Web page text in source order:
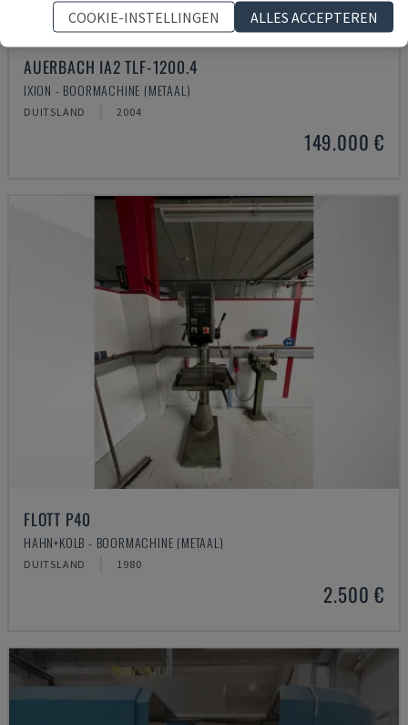
AUERBACH IA2 TLF-1200.4
IXION - BOORMACHINE (METAAL)
DUITSLAND 2004
149.000 €
FLOTT P40
HAHN+KOLB - BOORMACHINE (METAAL)
DUITSLAND 1980
2.500 €
COOKIE-INSTELLINGEN
ALLES ACCEPTEREN